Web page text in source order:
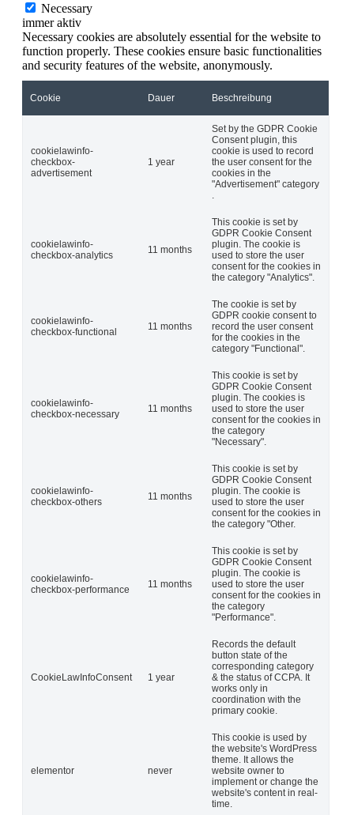
Necessary
immer aktiv
Necessary cookies are absolutely essential for the website to
function properly. These cookies ensure basic functionalities
and security features of the website, anonymously.
Cookie Dauer Beschreibung
cookielawinfo-
checkbox-
advertisement
1 year
Set by the GDPR Cookie
Consent plugin, this
cookie is used to record
the user consent for the
cookies in the
"Advertisement" category
cookielawinfo-
checkbox-analytics
11 months
This cookie is set by
GDPR Cookie Consent
plugin. The cookie is
used to store the user
consent for the cookies in
the category "Analytics".
cookielawinfo-
checkbox-functional
11 months
The cookie is set by
GDPR cookie consent to
record the user consent
for the cookies in the
category "Functional".
cookielawinfo-
checkbox-necessary
11 months
This cookie is set by
GDPR Cookie Consent
plugin. The cookies is
used to store the user
consent for the cookies in
the category
"Necessary".
cookielawinfo-
checkbox-others
11 months
This cookie is set by
GDPR Cookie Consent
plugin. The cookie is
used to store the user
consent for the cookies in
the category "Other.
cookielawinfo-
checkbox-performance
11 months
This cookie is set by
GDPR Cookie Consent
plugin. The cookie is
used to store the user
consent for the cookies in
the category
"Performance".
CookieLawInfoConsent 1 year
Records the default
button state of the
corresponding category
& the status of CCPA. It
works only in
coordination with the
primary cookie.
elementor never
This cookie is used by
the website's WordPress
theme. It allows the
website owner to
implement or change the
website's content in real-
time.